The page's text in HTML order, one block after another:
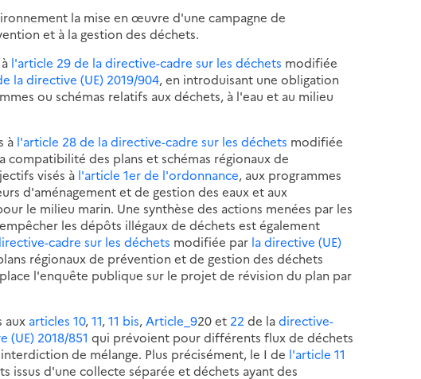
la mise en œuvre d'une campagne de
et à la gestion des déchets.
l'article 29 de la directive-cadre sur les déchets modifiée
la directive (UE) 2019/904, en introduisant une obligation
ou schémas relatifs aux déchets, à l'eau et au milieu
à l'article 28 de la directive-cadre sur les déchets modifiée
compatibilité des plans et schémas régionaux de
visés à l'article 1er de l'ordonnance, aux programmes
d'aménagement et de gestion des eaux et aux
le milieu marin. Une synthèse des actions menées par les
les dépôts illégaux de déchets est également
cadre sur les déchets modifiée par la directive (UE)
régionaux de prévention et de gestion des déchets
l'enquête publique sur le projet de révision du plan par
aux articles 10,11,11 bis, Article_920 et 22 de ladirective-
(UE) 2018/851 qui prévoient pour différents flux de déchets
de mélange. Plus précisément, le I de l'article 11
d'une collecte séparée et déchets ayant des